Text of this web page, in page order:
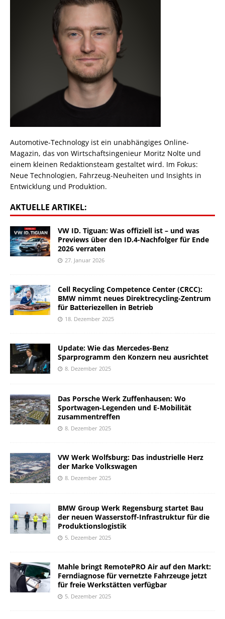
Automotive-Technology ist ein unabhängiges Online-
Magazin, das von Wirtschaftsingenieur Moritz Nolte und
einem kleinen Redaktionsteam gestaltet wird. Im Fokus:
Neue Technologien, Fahrzeug-Neuheiten und Insights in
Entwicklung und Produktion.
AKTUELLE ARTIKEL:
VW ID. Tiguan: Was offiziell ist – und was
Previews über den ID.4-Nachfolger für Ende
2026 verraten
27. Januar 2026
Cell Recycling Competence Center (CRCC):
BMW nimmt neues Direktrecycling-Zentrum
für Batteriezellen in Betrieb
18. Dezember 2025
Update: Wie das Mercedes-Benz
Sparprogramm den Konzern neu ausrichtet
8. Dezember 2025
Das Porsche Werk Zuffenhausen: Wo
Sportwagen-Legenden und E-Mobilität
zusammentreffen
8. Dezember 2025
VW Werk Wolfsburg: Das industrielle Herz
der Marke Volkswagen
8. Dezember 2025
BMW Group Werk Regensburg startet Bau
der neuen Wasserstoff-Infrastruktur für die
Produktionslogistik
5. Dezember 2025
Mahle bringt RemotePRO Air auf den Markt:
Ferndiagnose für vernetzte Fahrzeuge jetzt
für freie Werkstätten verfügbar
5. Dezember 2025